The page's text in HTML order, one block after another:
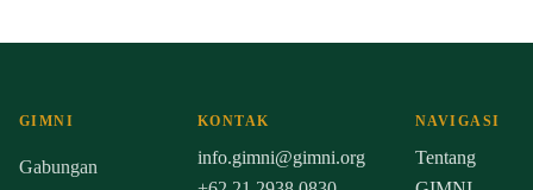
GIMNI
Gabungan
KONTAK
info.gimni@gimni.org
NAVIGASI
Tentang